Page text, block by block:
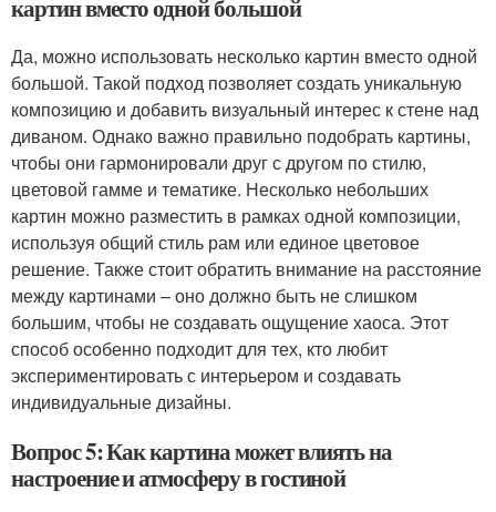
картин вместо одной большой
Да, можно использовать несколько картин вместо одной
большой. Такой подход позволяет создать уникальную
композицию и добавить визуальный интерес к стене над
диваном. Однако важно правильно подобрать картины,
чтобы они гармонировали друг с другом по стилю,
цветовой гамме и тематике. Несколько небольших
картин можно разместить в рамках одной композиции,
используя общий стиль рам или единое цветовое
решение. Также стоит обратить внимание на расстояние
между картинами – оно должно быть не слишком
большим, чтобы не создавать ощущение хаоса. Этот
способ особенно подходит для тех, кто любит
экспериментировать с интерьером и создавать
индивидуальные дизайны.
Вопрос 5: Как картина может влиять на
настроение и атмосферу в гостиной